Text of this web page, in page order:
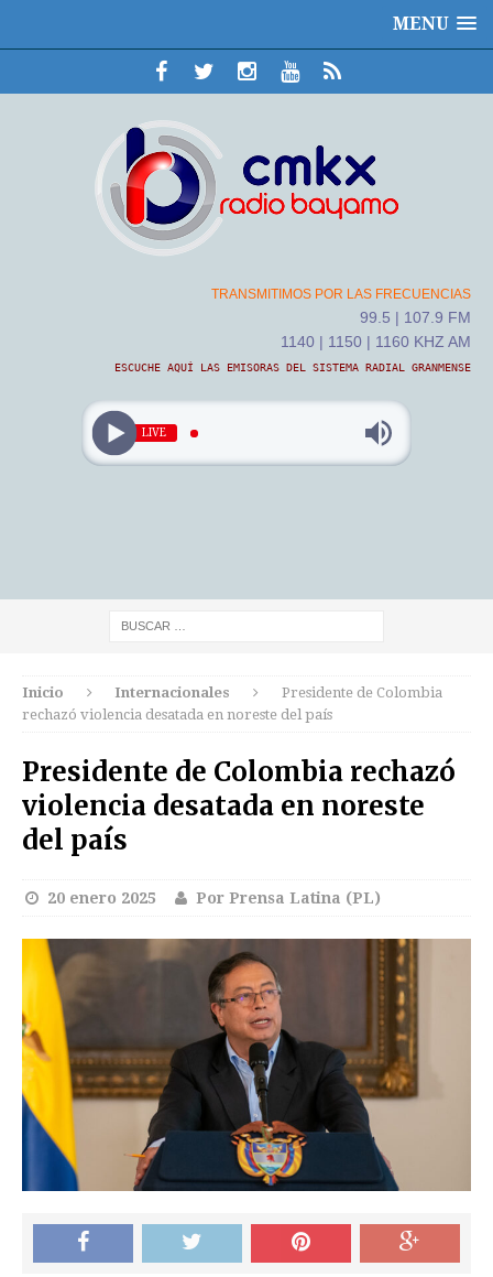
MENU
TRANSMITIMOS POR LAS FRECUENCIAS
99.5 | 107.9 FM
1140 | 1150 | 1160 KHZ AM
ESCUCHE AQUÍ LAS EMISORAS DEL SISTEMA RADIAL GRANMENSE
LIVE
Inicio Internacionales
Presidente de Colombia
rechazó violencia desatada en noreste del país
Presidente de Colombia rechazó
violencia desatada en noreste
del país
20 enero 2025 Por Prensa Latina (PL)